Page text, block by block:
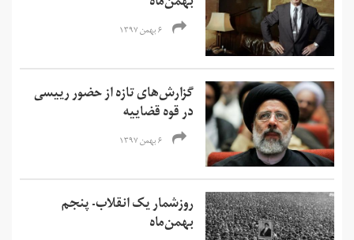
۶ بهمن ۱۳۹۷
گزارش‌های تازه از حضور ریيسی
در قوه قضاییه
۶ بهمن ۱۳۹۷
روزشمار یک انقلاب- پنجم
بهمن‌ماه